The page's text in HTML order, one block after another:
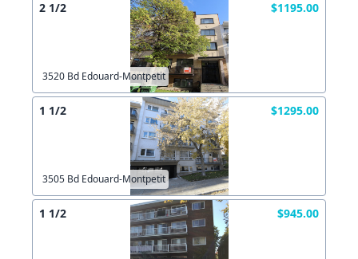
2 1/2 $1195.00
3520 Bd Edouard-Montpetit
1 1/2 $1295.00
3505 Bd Edouard-Montpetit
1 1/2 $945.00